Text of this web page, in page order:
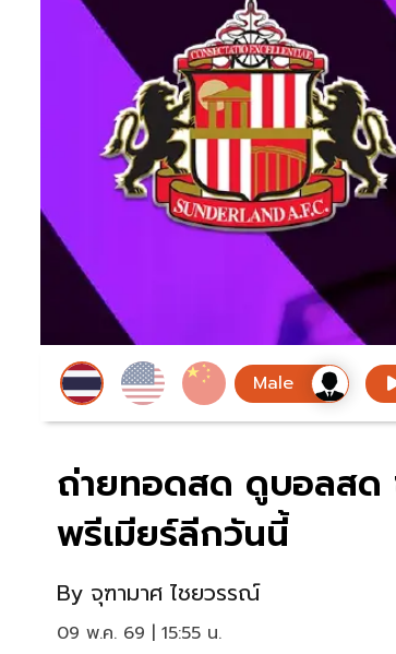
ถ่ายทอดสด ดูบอลสด
พรีเมียร์ลีกวันนี้
By จุฑามาศ ไชยวรรณ์
09 พ.ค. 69 | 15:55 น.